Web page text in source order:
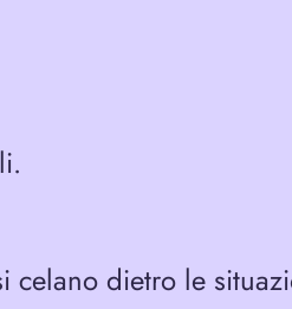
dietro le